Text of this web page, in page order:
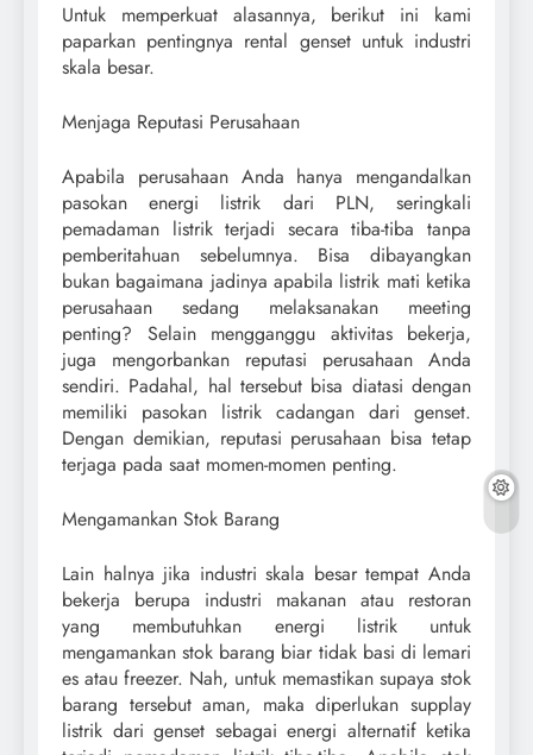
Untuk memperkuat alasannya, berikut ini kami
paparkan pentingnya rental genset untuk industri
skala besar.
Menjaga Reputasi Perusahaan
Apabila perusahaan Anda hanya mengandalkan
pasokan energi listrik dari PLN, seringkali
pemadaman listrik terjadi secara tiba-tiba tanpa
pemberitahuan sebelumnya. Bisa dibayangkan
bukan bagaimana jadinya apabila listrik mati ketika
perusahaan sedang melaksanakan meeting
penting? Selain mengganggu aktivitas bekerja,
juga mengorbankan reputasi perusahaan Anda
sendiri. Padahal, hal tersebut bisa diatasi dengan
memiliki pasokan listrik cadangan dari genset.
Dengan demikian, reputasi perusahaan bisa tetap
terjaga pada saat momen-momen penting.
Mengamankan Stok Barang
Lain halnya jika industri skala besar tempat Anda
bekerja berupa industri makanan atau restoran
yang membutuhkan energi listrik untuk
mengamankan stok barang biar tidak basi di lemari
es atau freezer. Nah, untuk memastikan supaya stok
barang tersebut aman, maka diperlukan supplay
listrik dari genset sebagai energi alternatif ketika